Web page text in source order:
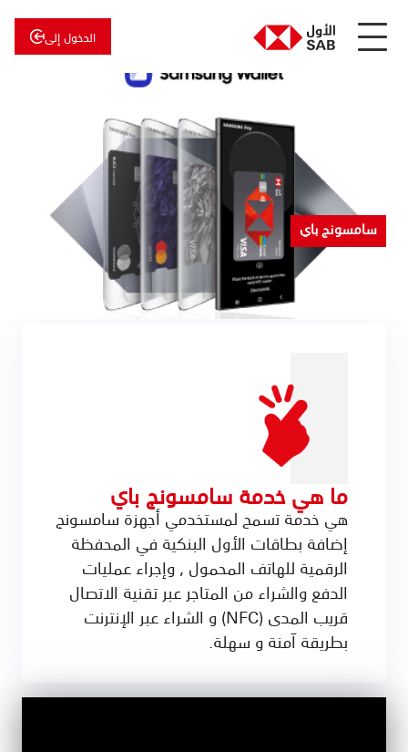
الدخول إلى
سامسونج باي
ما هي خدمة سامسونج باي
هي خدمة تسمح لمستخدمي أجهزة سامسونج
إضافة بطاقات الأول البنكية في المحفظة
الرقمية للهاتف المحمول , وإجراء عمليات
الدفع والشراء من المتاجر عبر تقنية الاتصال
قريب المدى (NFC) و الشراء عبر الإنترنت
بطريقة آمنة و سهلة.